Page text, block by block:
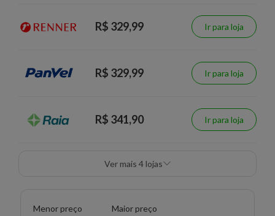
R$ 329,99 Ir para loja
R$ 329,99 Ir para loja
R$ 341,90 Ir para loja
Ver mais 4 lojas
Menor preço Maior preço